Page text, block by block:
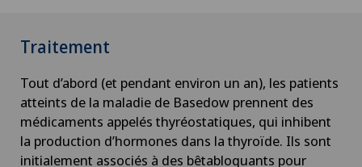
Traitement
Tout d’abord (et pendant environ un an), les patients
atteints de la maladie de Basedow prennent des
médicaments appelés thyréostatiques, qui inhibent
la production d’hormones dans la thyroïde. Ils sont
initialement associés à des bêtabloquants pour